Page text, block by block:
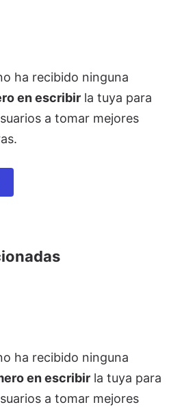
ha recibido ninguna
en escribir la tuya para
a tomar mejores
ha recibido ninguna
en escribir la tuya para
a tomar mejores